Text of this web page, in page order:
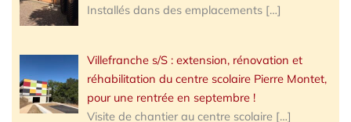
Installés dans des emplacements […]
Villefranche s/S : extension, rénovation et
réhabilitation du centre scolaire Pierre Montet,
pour une rentrée en septembre !
Visite de chantier au centre scolaire […]